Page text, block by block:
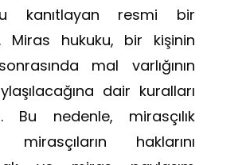
kanıtlayan resmi bir
Miras hukuku, bir kişinin
mal varlığının
dair kuralları
Bu nedenle, mirasçılık
mirasçıların haklarını